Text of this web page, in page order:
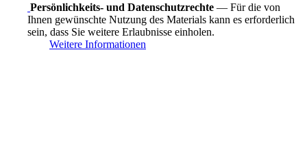
Persönlichkeits- und Datenschutzrechte — Für die von
Ihnen gewünschte Nutzung des Materials kann es erforderlich
sein, dass Sie weitere Erlaubnisse einholen.
Weitere Informationen